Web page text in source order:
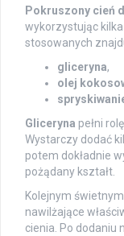
Pokruszony cień
wykorzystując
stosowanych
gliceryna,
olej
Gliceryna pełni
Wystarczy dodać
potem dokładnie
pożądany kształt.
Kolejnym
nawilżające
cienia. Po dodaniu